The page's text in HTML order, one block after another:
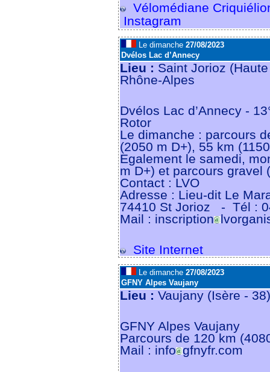
Vélomédiane
Instagram
Le dimanche 27/08/2023
Dvélos Lac d’Annecy
Lieu : Saint Jorioz
Rhône-Alpes
Dvélos Lac d’Annecy -
Rotor
Le dimanche : parcours
(2050 m D+), 55 km
Egalement le samedi,
m D+) et parcours gravel
Contact : LVO
Adresse : Lieu-dit Le
74410 St Jorioz
- Tél :
Mail : inscription
Site Internet
Le dimanche 27/08/2023
GFNY Alpes Vaujany
Lieu : Vaujany (Isère -
GFNY Alpes Vaujany
Parcours de 120 km
Mail : info gfnyfr.com